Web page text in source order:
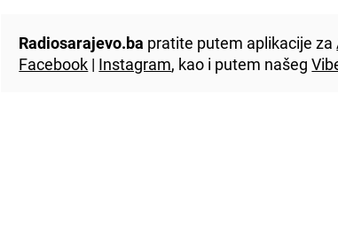
Radiosarajevo.ba pratite putem aplikacije za
Facebook | Instagram, kao i putem našeg